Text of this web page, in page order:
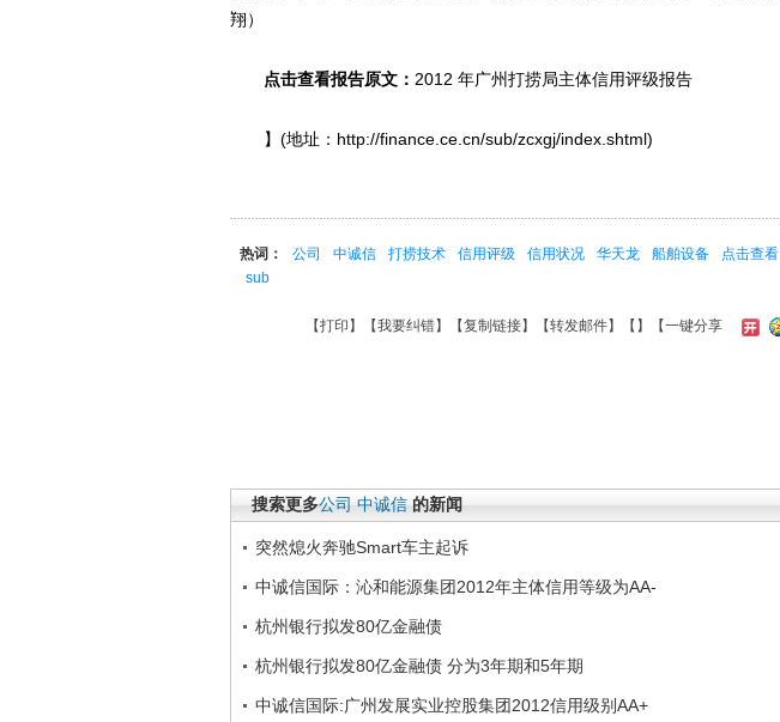
翔）
点击查看报告原文： 2012 年广州打捞局主体信用评级报告
】(地址：http://finance.ce.cn/sub/zcxgj/index.shtml)
热词： 公司 中诚信 打捞技术 信用评级 信用状况 华天龙 船舶设备 点击查看
sub
【打印 】【我要纠错】【复制链接】【转发邮件】【 】 【一键分享
搜索更多公司 中诚信 的新闻
突然熄火奔驰Smart车主起诉
中诚信国际：沁和能源集团2012年主体信用等级为AA-
杭州银行拟发80亿金融债
杭州银行拟发80亿金融债 分为3年期和5年期
中诚信国际:广州发展实业控股集团2012信用级别AA+